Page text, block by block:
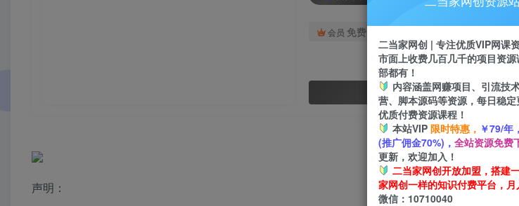
会员 免费
开通会员
声明：
二当家网创 | 专注优质VIP网课
市面上收费几百几千的项目资
部都有！
内容涵盖网赚项目、引流技
营、脚本源码等资源，每日稳
优质付费资源课程！
本站VIP 限时特惠， ￥79/年
(推广佣金70%)， 全站资源免费
更新，欢迎加入！
二当家网创开放加盟，搭建
家网创一样的知识付费平台，
微信：10710040